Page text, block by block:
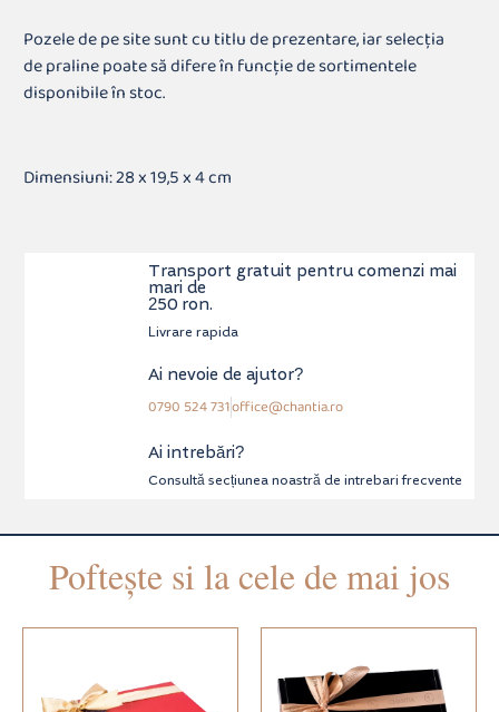
Pozele de pe site sunt cu titlu de prezentare, iar selecția
de praline poate să difere în funcție de sortimentele
disponibile în stoc.
Dimensiuni: 28 x 19,5 x 4 cm
Transport gratuit pentru comenzi mai
mari de
250 ron.
Livrare rapida
Ai nevoie de ajutor?
0790 524 731office@chantia.ro
Ai intrebări?
Consultă secțiunea noastră de intrebari frecvente
Poftește si la cele de mai jos